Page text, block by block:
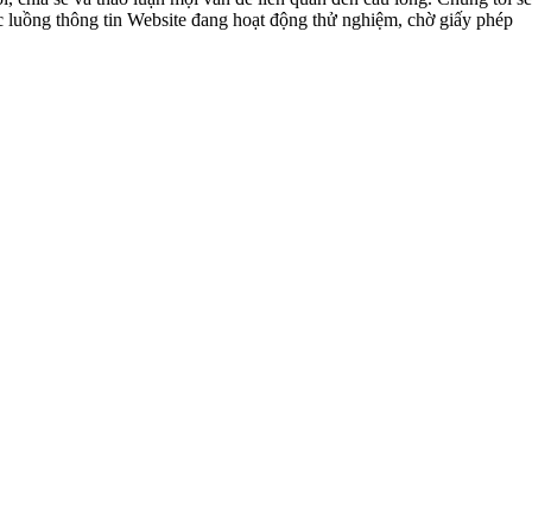
thông tin Website đang hoạt động thử nghiệm, chờ giấy phép